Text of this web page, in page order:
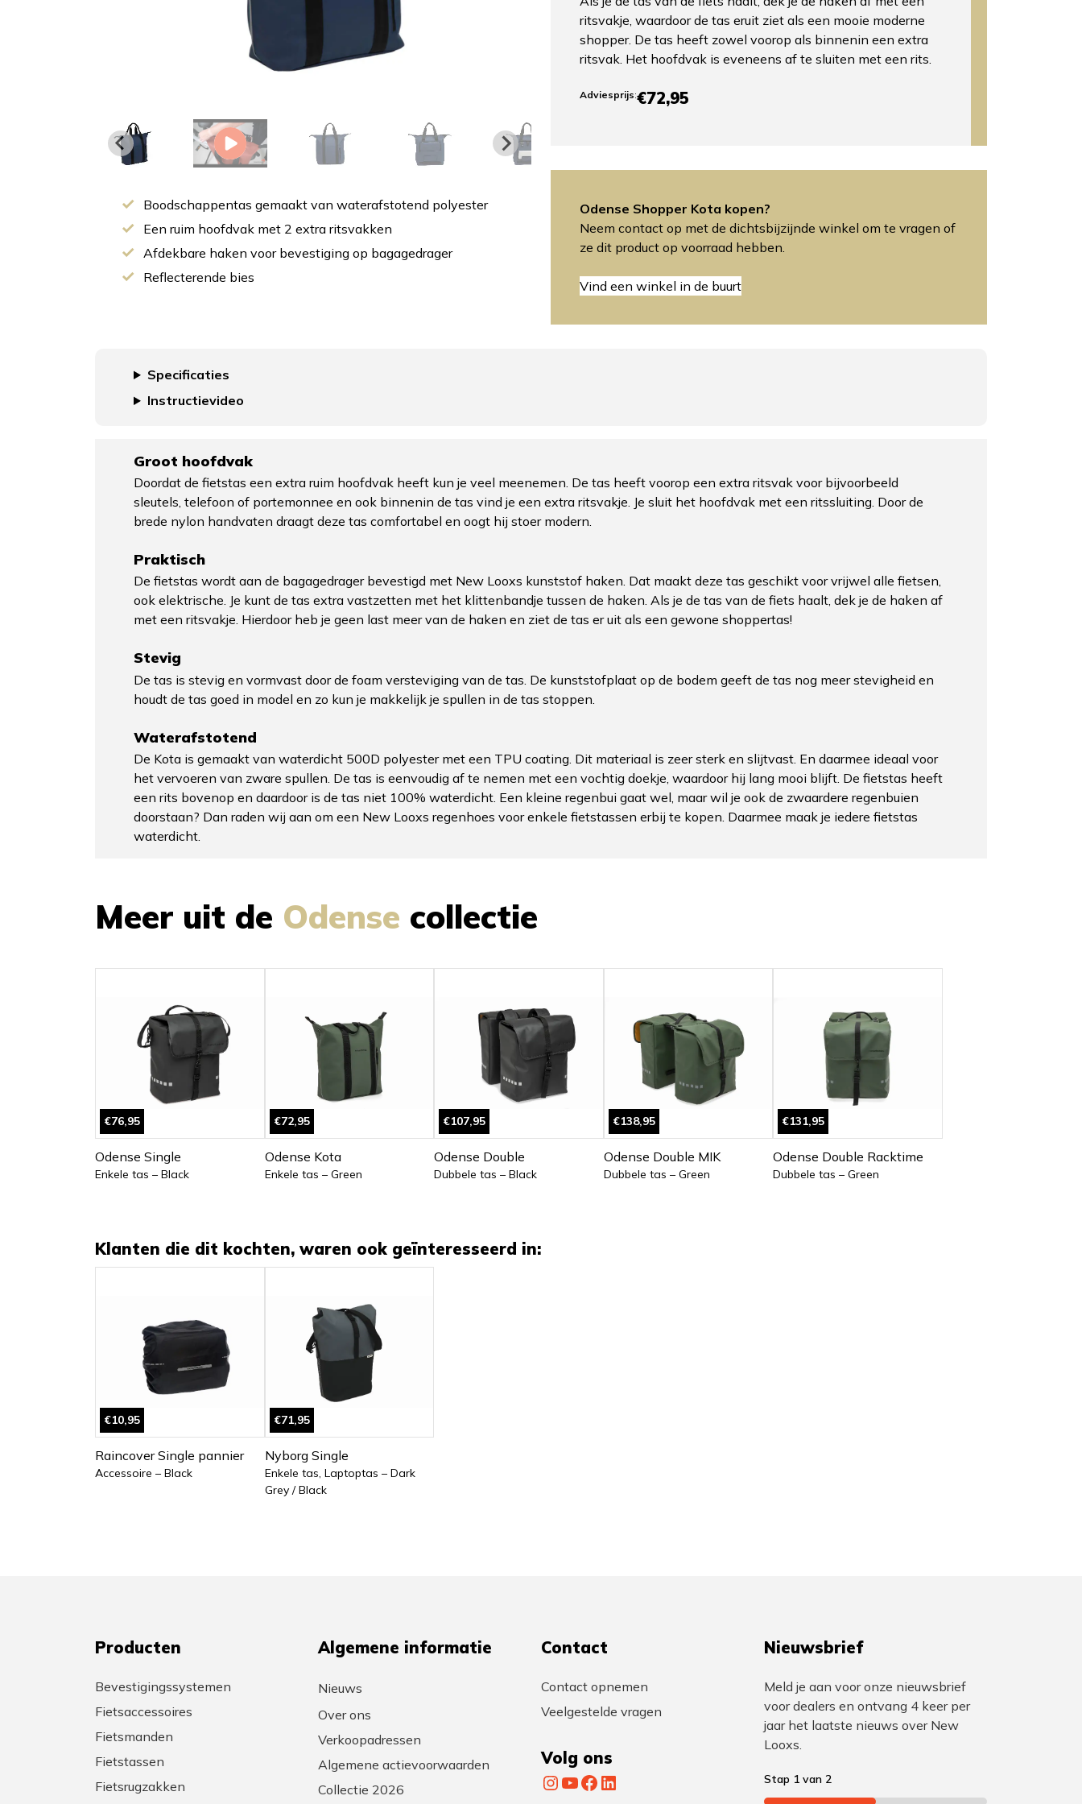
Boodschappentas gemaakt van waterafstotend polyester
Een ruim hoofdvak met 2 extra ritsvakken
Afdekbare haken voor bevestiging op bagagedrager
Reflecterende bies
ritsvakje, waardoor de tas eruit ziet als een mooie moderne
shopper. De tas heeft zowel voorop als binnenin een extra
ritsvak. Het hoofdvak is eveneens af te sluiten met een rits.
Adviesprijs:€72,95
Odense Shopper Kota kopen?
Neem contact op met de dichtsbijzijnde winkel om te vragen of
ze dit product op voorraad hebben.
Vind een winkel in de buurt
Specificaties
Instructievideo
Groot hoofdvak
Doordat de fietstas een extra ruim hoofdvak heeft kun je veel meenemen. De tas heeft voorop een extra ritsvak voor bijvoorbeeld
sleutels, telefoon of portemonnee en ook binnenin de tas vind je een extra ritsvakje. Je sluit het hoofdvak met een ritssluiting. Door de
brede nylon handvaten draagt deze tas comfortabel en oogt hij stoer modern.
Praktisch
De fietstas wordt aan de bagagedrager bevestigd met New Looxs kunststof haken. Dat maakt deze tas geschikt voor vrijwel alle fietsen,
ook elektrische. Je kunt de tas extra vastzetten met het klittenbandje tussen de haken. Als je de tas van de fiets haalt, dek je de haken af
met een ritsvakje. Hierdoor heb je geen last meer van de haken en ziet de tas er uit als een gewone shoppertas!
Stevig
De tas is stevig en vormvast door de foam versteviging van de tas. De kunststofplaat op de bodem geeft de tas nog meer stevigheid en
houdt de tas goed in model en zo kun je makkelijk je spullen in de tas stoppen.
Waterafstotend
De Kota is gemaakt van waterdicht 500D polyester met een TPU coating. Dit materiaal is zeer sterk en slijtvast. En daarmee ideaal voor
het vervoeren van zware spullen. De tas is eenvoudig af te nemen met een vochtig doekje, waardoor hij lang mooi blijft. De fietstas heeft
een rits bovenop en daardoor is de tas niet 100% waterdicht. Een kleine regenbui gaat wel, maar wil je ook de zwaardere regenbuien
doorstaan? Dan raden wij aan om een New Looxs regenhoes voor enkele fietstassen erbij te kopen. Daarmee maak je iedere fietstas
waterdicht.
Meer uit de Odense collectie
€76,95
Odense Single
Enkele tas – Black
€72,95
Odense Kota
Enkele tas – Green
€107,95
Odense Double
Dubbele tas – Black
€138,95
Odense Double MIK
Dubbele tas – Green
€131,95
Odense Double Racktime
Dubbele tas – Green
Klanten die dit kochten, waren ook geïnteresseerd in:
€10,95
Raincover Single pannier
Accessoire – Black
€71,95
Nyborg Single
Enkele tas, Laptoptas – Dark
Grey / Black
Producten
Bevestigingssystemen
Fietsaccessoires
Fietsmanden
Fietstassen
Fietsrugzakken
Algemene informatie
Nieuws
Over ons
Verkoopadressen
Algemene actievoorwaarden
Collectie 2026
Contact
Contact opnemen
Veelgestelde vragen
Volg ons
InstagramYouTube Facebook LinkedIn
Nieuwsbrief
Meld je aan voor onze nieuwsbrief
voor dealers en ontvang 4 keer per
jaar het laatste nieuws over New
Looxs.
Stap 1 van 2